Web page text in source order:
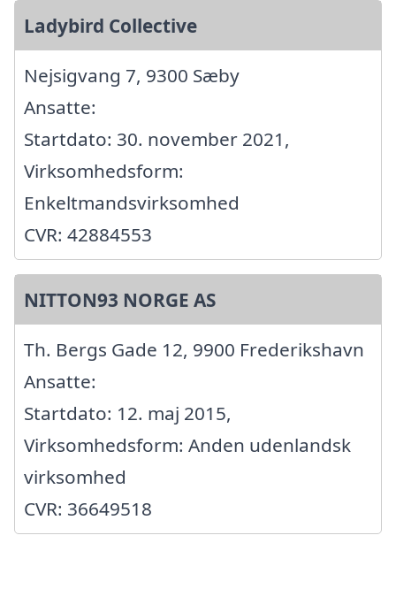
Ladybird Collective
Nejsigvang 7, 9300 Sæby
Ansatte:
Startdato: 30. november 2021,
Virksomhedsform:
Enkeltmandsvirksomhed
CVR: 42884553
NITTON93 NORGE AS
Th. Bergs Gade 12, 9900 Frederikshavn
Ansatte:
Startdato: 12. maj 2015,
Virksomhedsform: Anden udenlandsk
virksomhed
CVR: 36649518